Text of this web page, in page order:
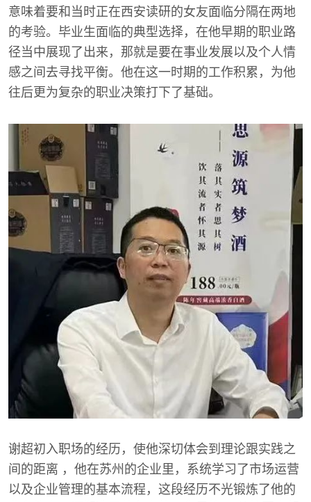
意味着要和当时正在西安读研的女友面临分隔在两地
的考验。毕业生面临的典型选择，在他早期的职业路
径当中展现了出来，那就是要在事业发展以及个人情
感之间去寻找平衡。他在这一时期的工作积累，为他
往后更为复杂的职业决策打下了基础。
谢超初入职场的经历，使他深切体会到理论跟实践之
间的距离 ，他在苏州的企业里，系统学习了市场运营
以及企业管理的基本流程，这段经历不光锻炼了他的